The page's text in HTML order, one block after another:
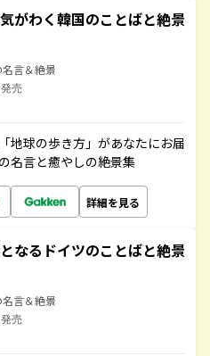
がわく韓国のことばと絶景
名言＆絶景
売
地球の歩き方」があなたにお届
名言と癒やしの絶景集
詳細を見る
なるドイツのことばと絶景
名言＆絶景
売